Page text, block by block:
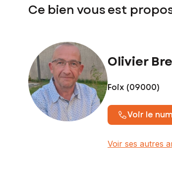
investissement attractif pour ceux en
Prix de vente : 65 000 €
Honoraires charge vendeur
Contactez votre conseiller SAFTI : Olivier
Ce bien vous est
Olivier
Foix (09000)
Voir le
Voir ses autres